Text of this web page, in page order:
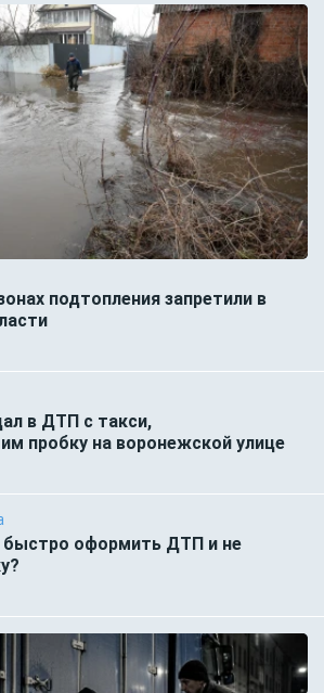
подтопления запретили в
в ДТП с такси,
пробку на воронежской улице
быстро оформить ДТП и не